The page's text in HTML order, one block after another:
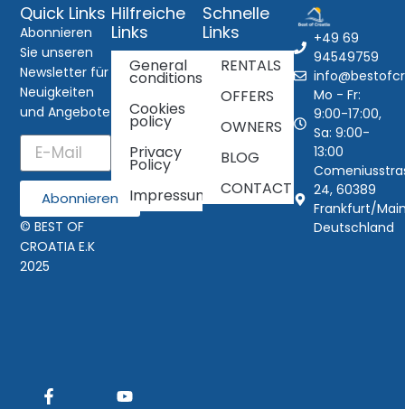
+49 69
94549759
Mo - Fr:
9:00-17:00,
Sa: 9:00-
13:00
24, 60389
Frankfurt/
Deutschland
Schnelle
Links
RENTALS
OFFERS
OWNERS
BLOG
CONTACT
Hilfreiche
Links
General
conditions
Cookies
policy
Privacy
Policy
Impressum
Quick Links
Abonnieren
Sie unseren
Newsletter für
Neuigkeiten
und Angebote
Abonnieren
© BEST OF
CROATIA E.K
2025